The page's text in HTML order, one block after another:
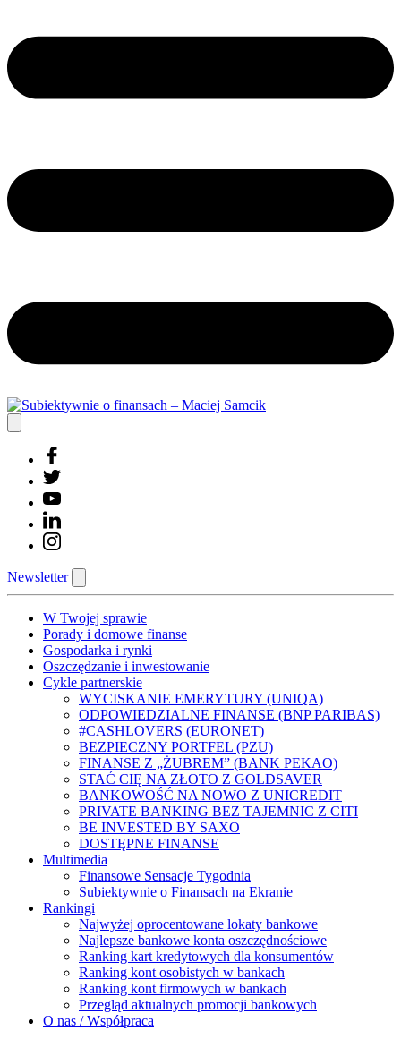
Newsletter
W Twojej sprawie
Porady i domowe finanse
Gospodarka i rynki
Oszczędzanie i inwestowanie
Cykle partnerskie
WYCISKANIE EMERYTURY (UNIQA)
ODPOWIEDZIALNE FINANSE (BNP PARIBAS)
#CASHLOVERS (EURONET)
BEZPIECZNY PORTFEL (PZU)
FINANSE Z „ŻUBREM” (BANK PEKAO)
STAĆ CIĘ NA ZŁOTO Z GOLDSAVER
BANKOWOŚĆ NA NOWO Z UNICREDIT
PRIVATE BANKING BEZ TAJEMNIC Z CITI
BE INVESTED BY SAXO
DOSTĘPNE FINANSE
Multimedia
Finansowe Sensacje Tygodnia
Subiektywnie o Finansach na Ekranie
Rankingi
Najwyżej oprocentowane lokaty bankowe
Najlepsze bankowe konta oszczędnościowe
Ranking kart kredytowych dla konsumentów
Ranking kont osobistych w bankach
Ranking kont firmowych w bankach
Przegląd aktualnych promocji bankowych
O nas / Współpraca